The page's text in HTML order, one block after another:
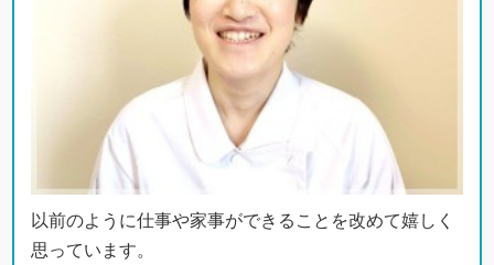
以前のように仕事や家事ができることを改めて嬉しく
思っています。